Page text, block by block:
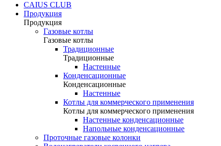
CAIUS CLUB
Продукция
Продукция
Газовые котлы
Газовые котлы
Традиционные
Традиционные
Настенные
Конденсационные
Конденсационные
Настенные
Котлы для коммерческого применения
Котлы для коммерческого применения
Настенные конденсационные
Напольные конденсационные
Проточные газовые колонки